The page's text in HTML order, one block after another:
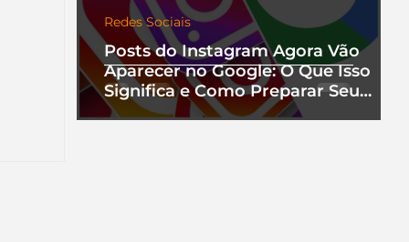
Posts do Instagram Agora Vão
Aparecer no Google: O Que Isso
Significa e Como Preparar Seu
Perfil
Redes Sociais